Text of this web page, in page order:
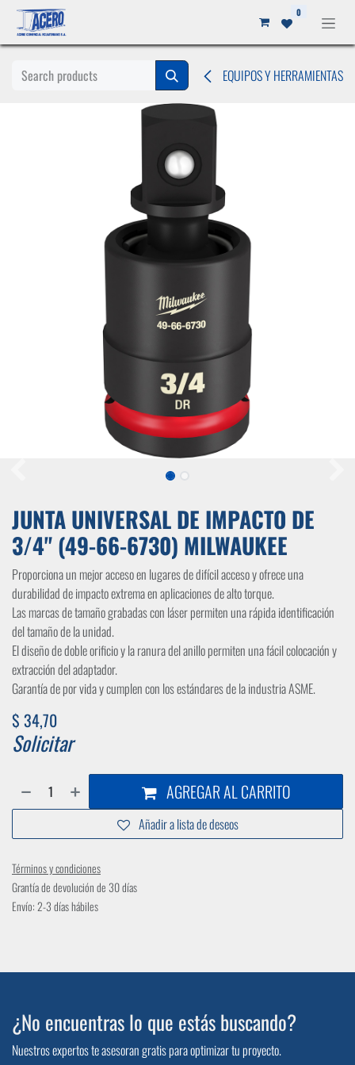
Ir al contenido 0
EQUIPOS Y HERRAMIENTAS
JUNTA UNIVERSAL DE IMPACTO DE
3/4" (49-66-6730) MILWAUKEE
Proporciona un mejor acceso en lugares de difícil acceso y ofrece una
durabilidad de impacto extrema en aplicaciones de alto torque.
Las marcas de tamaño grabadas con láser permiten una rápida identificación
del tamaño de la unidad.
El diseño de doble orificio y la ranura del anillo permiten una fácil colocación y
extracción del adaptador.
Garantía de por vida y cumplen con los estándares de la industria ASME.
$ 34,70
Solicitar
AGREGAR AL CARRITO
Añadir a lista de deseos
Términos y condiciones
Grantía de devolución de 30 días
Envío: 2-3 días hábiles
¿No encuentras lo que estás buscando?
Nuestros expertos te asesoran gratis para optimizar tu proyecto.